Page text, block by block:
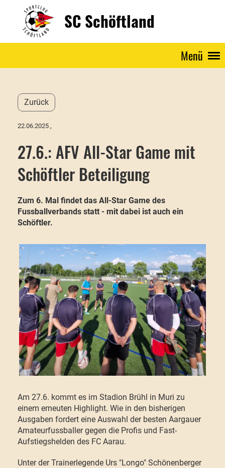
SC Schöftland
Menü
Zurück
22.06.2025 ,
27.6.: AFV All-Star Game mit
Schöftler Beteiligung
Zum 6. Mal findet das All-Star Game des
Fussballverbands statt - mit dabei ist auch ein
Schöftler.
Am 27.6. kommt es im Stadion Brühl in Muri zu
einem erneuten Highlight. Wie in den bisherigen
Ausgaben fordert eine Auswahl der besten Aargauer
Amateurfussballer gegen die Profis und Fast-
Aufstiegshelden des FC Aarau.
Unter der Trainerlegende Urs "Longo" Schönenberger